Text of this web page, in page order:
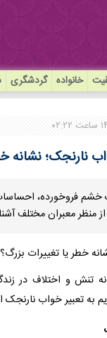
خانواده گردشگری
نارنجک؛ نشانه
فروخورده، احساسات
منظر معبران مختلف
تنش و اختلاف در
تعبیر خواب نارنجک از